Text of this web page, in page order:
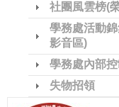
社團風雲榜(
學務處活動
影音區)
學務處內部
失物招領